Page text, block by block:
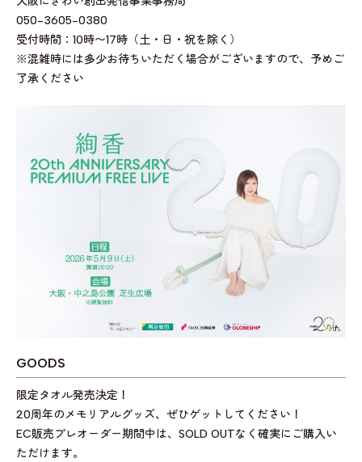
050-3605-0380
受付時間：10時〜17時（土・日・祝を除く）
※混雑時には多少お待ちいただく場合がございますので、予めご
了承ください
GOODS
限定タオル発売決定！
20周年のメモリアルグッズ、ぜひゲットしてください！
EC販売プレオーダー期間中は、SOLD OUTなく確実にご購入い
ただけます。